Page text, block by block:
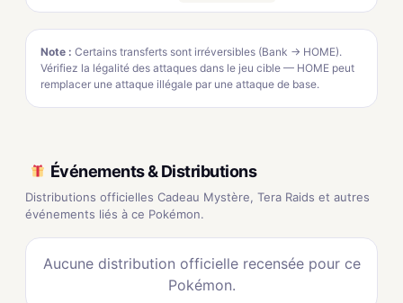
Note : Certains transferts sont irréversibles (Bank → HOME).
Vérifiez la légalité des attaques dans le jeu cible — HOME peut
remplacer une attaque illégale par une attaque de base.
Événements & Distributions
Distributions officielles Cadeau Mystère, Tera Raids et autres
événements liés à ce Pokémon.
Aucune distribution officielle recensée pour ce
Pokémon.